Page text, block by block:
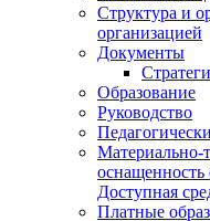
Структура и
организацией
Документы
Образование
Руководство
Материально-
оснащенность
Доступная
Платные